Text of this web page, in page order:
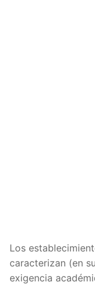
Los
caracterizan (en
exigencia